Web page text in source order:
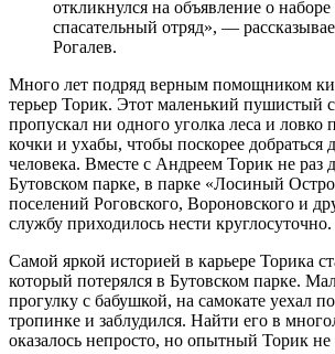
откликнулся на объявление о
спасательный отряд», —
Рогалев.
Много лет подряд верным помощником
терьер Торик. Этот маленький пушистый
пропускал ни одного уголка леса и ловко
кочки и ухабы, чтобы поскорее добраться
человека. Вместе с Андреем Торик не раз
Бутовском парке, в парке «Лосиный
поселений Роговского, Вороновского и
службу приходилось нести круглосуточно.
Самой яркой историей в карьере Торика
который потерялся в Бутовском парке.
прогулку с бабушкой, на самокате уехал
тропинке и заблудился. Найти его в
оказалось непросто, но опытный Торик не